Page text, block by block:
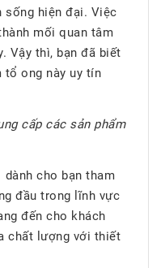
sống hiện đại. Việc
mối quan tâm
Vậy thì, bạn đã biết
tổ ong này uy tín
cấp các sản phẩm
cho bạn tham
đầu trong lĩnh vực
đến cho khách
chất lượng với thiết